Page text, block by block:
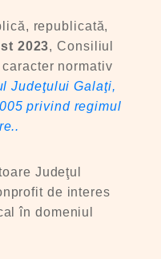
republicată,
2023, Consiliul
normativ
Judeţului Galaţi,
privind regimul
Judeţul
de interes
în domeniul